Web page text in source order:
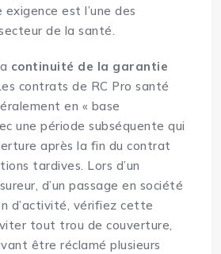
est l’une des
de la santé.
continuité de la garantie
contrats de RC Pro santé
en « base
une période subséquente qui
après la fin du contrat
tardives. Lors d’un
d’un passage en société
d’activité, vérifiez cette
tout trou de couverture,
être réclamé plusieurs